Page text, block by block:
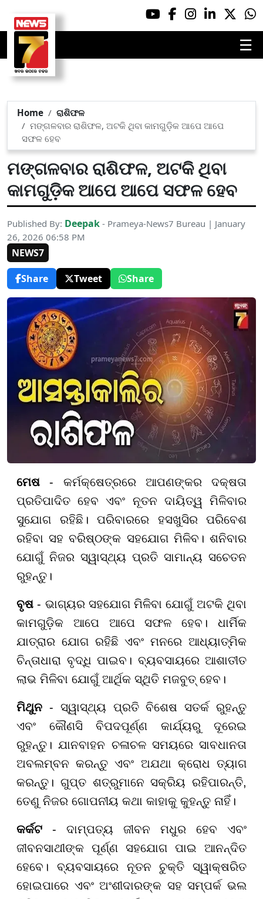
☰
Home
ରାଶିଫଳ
ମଙ୍ଗଳବାର ରାଶିଫଳ, ଅଟକି ଥିବା କାମଗୁଡ଼ିକ ଆପେ ଆପେ
ସଫଳ ହେବ
ମଙ୍ଗଳବାର ରାଶିଫଳ, ଅଟକି ଥିବା
କାମଗୁଡ଼ିକ ଆପେ ଆପେ ସଫଳ ହେବ
Published By: Deepak - Prameya-News7 Bureau | January
26, 2026 06:58 PM
NEWS7
Share
Tweet Share
ମେଷ - କର୍ମକ୍ଷେତ୍ରରେ ଆପଣଙ୍କର ଦକ୍ଷତା
ପ୍ରତିପାଦିତ ହେବ ଏବଂ ନୂତନ ଦାୟିତ୍ୱ ମିଳିବାର
ସୁଯୋଗ ରହିଛି। ପରିବାରରେ ହସଖୁସିର ପରିବେଶ
ରହିବା ସହ ବରିଷ୍ଠଙ୍କ ସହଯୋଗ ମିଳିବ। ଶନିବାର
ଯୋଗୁଁ ନିଜର ସ୍ୱାସ୍ଥ୍ୟ ପ୍ରତି ସାମାନ୍ୟ ସଚେତନ
ରୁହନ୍ତୁ।
ବୃଷ - ଭାଗ୍ୟର ସହଯୋଗ ମିଳିବା ଯୋଗୁଁ ଅଟକି ଥିବା
କାମଗୁଡ଼ିକ ଆପେ ଆପେ ସଫଳ ହେବ। ଧାର୍ମିକ
ଯାତ୍ରାର ଯୋଗ ରହିଛି ଏବଂ ମନରେ ଆଧ୍ୟାତ୍ମିକ
ଚିନ୍ତାଧାରା ବୃଦ୍ଧି ପାଇବ। ବ୍ୟବସାୟରେ ଆଶାତୀତ
ଲାଭ ମିଳିବା ଯୋଗୁଁ ଆର୍ଥିକ ସ୍ଥିତି ମଜବୁତ୍ ହେବ।
ମିଥୁନ - ସ୍ୱାସ୍ଥ୍ୟ ପ୍ରତି ବିଶେଷ ସତର୍କ ରୁହନ୍ତୁ
ଏବଂ କୌଣସି ବିପଦପୂର୍ଣ୍ଣ କାର୍ଯ୍ୟରୁ ଦୂରେଇ
ରୁହନ୍ତୁ। ଯାନବାହନ ଚଳାଚଳ ସମୟରେ ସାବଧାନତା
ଅବଲମ୍ବନ କରନ୍ତୁ ଏବଂ ଅଯଥା କ୍ରୋଧ ତ୍ୟାଗ
କରନ୍ତୁ। ଗୁପ୍ତ ଶତ୍ରୁମାନେ ସକ୍ରିୟ ରହିପାରନ୍ତି,
ତେଣୁ ନିଜର ଗୋପନୀୟ କଥା କାହାକୁ କୁହନ୍ତୁ ନାହିଁ।
କର୍କଟ - ଦାମ୍ପତ୍ୟ ଜୀବନ ମଧୁର ହେବ ଏବଂ
ଜୀବନସାଥୀଙ୍କ ପୂର୍ଣ୍ଣ ସହଯୋଗ ପାଇ ଆନନ୍ଦିତ
ହେବେ। ବ୍ୟବସାୟରେ ନୂତନ ଚୁକ୍ତି ସ୍ୱାକ୍ଷରିତ
ହୋଇପାରେ ଏବଂ ଅଂଶୀଦାରଙ୍କ ସହ ସମ୍ପର୍କ ଭଲ